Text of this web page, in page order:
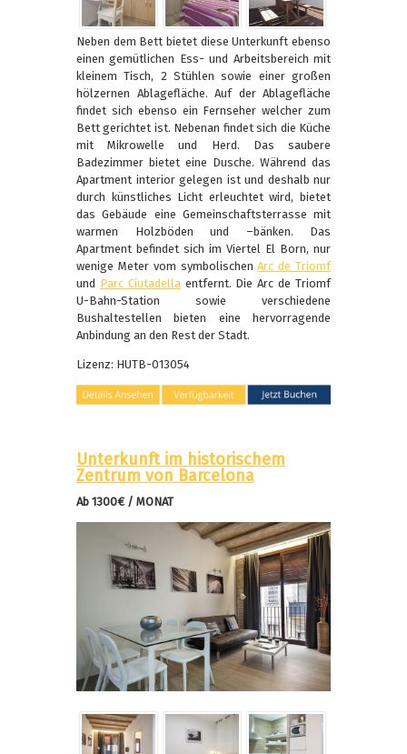
Neben dem Bett bietet diese Unterkunft ebenso
einen gemütlichen Ess- und Arbeitsbereich mit
kleinem Tisch, 2 Stühlen sowie einer großen
hölzernen Ablagefläche. Auf der Ablagefläche
findet sich ebenso ein Fernseher welcher zum
Bett gerichtet ist. Nebenan findet sich die Küche
mit Mikrowelle und Herd. Das saubere
Badezimmer bietet eine Dusche. Während das
Apartment interior gelegen ist und deshalb nur
durch künstliches Licht erleuchtet wird, bietet
das Gebäude eine Gemeinschaftsterrasse mit
warmen Holzböden und –bänken. Das
Apartment befindet sich im Viertel El Born, nur
wenige Meter vom symbolischenArc de Triomf
und Parc Ciutadellaentfernt. Die Arc de Triomf
U-Bahn-Station sowie verschiedene
Bushaltestellen bieten eine hervorragende
Anbindung an den Rest der Stadt.
Lizenz: HUTB-013054
Unterkunft im historischem
Zentrum von Barcelona
Ab 1300€ / MONAT